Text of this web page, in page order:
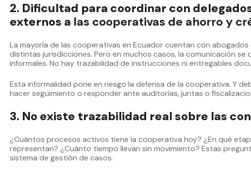
2. Dificultad para coordinar con
externos a las cooperativas de ahorro y
La mayoría de las cooperativas en Ecuador cuentan con
distintas jurisdicciones. Pero en muchos casos, la comunicación
informales. No hay trazabilidad de instrucciones ni entregables
Esta informalidad pone en riesgo la defensa de la cooperativa. Y
hacer seguimiento o responder ante auditorías, juntas o
3. No existe trazabilidad real sobre las
¿Cuántos procesos activos tiene la cooperativa hoy? ¿En qué
representan? ¿Cuánto tiempo llevan sin movimiento? Estas
sistema de gestión de casos.